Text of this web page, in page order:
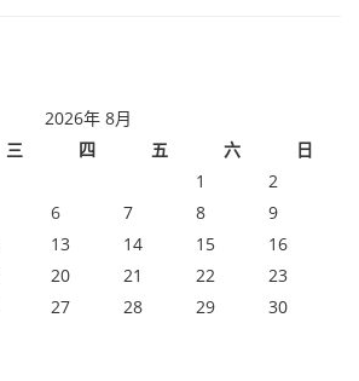
2026年 8月
三 四 五 六
日
1
2
6 7 8
9
13 14 15
16
20 21 22
23
27 28 29
30